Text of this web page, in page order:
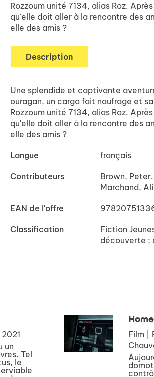
Rozzoum unité 7134, alias Roz.
qu'elle doit aller à la rencontre des
elle des amis ?
Description
Une splendide et captivante
ouragan, un cargo fait naufrage et
Rozzoum unité 7134, alias Roz.
qu'elle doit aller à la rencontre des
elle des amis ?
Langue français
Contributeurs
Brown,
Marchand,
EAN de l'offre
Classification Fiction
découverte ;
un
Tel
le
Home
Film |